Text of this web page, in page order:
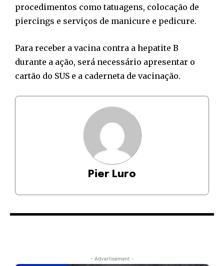
procedimentos como tatuagens, colocação de
piercings e serviços de manicure e pedicure.
Para receber a vacina contra a hepatite B
durante a ação, será necessário apresentar o
cartão do SUS e a caderneta de vacinação.
Pier Luro
- Advertisement -